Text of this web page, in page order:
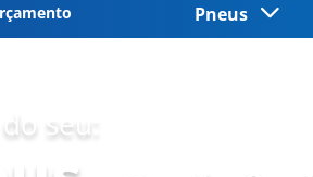
Pneus
seu: